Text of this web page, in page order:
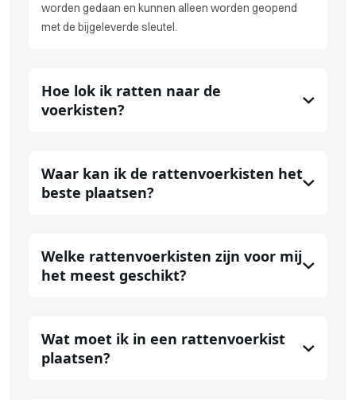
worden gedaan en kunnen alleen worden geopend
met de bijgeleverde sleutel.
Hoe lok ik ratten naar de
voerkisten?
Waar kan ik de rattenvoerkisten het
beste plaatsen?
Welke rattenvoerkisten zijn voor mij
het meest geschikt?
Wat moet ik in een rattenvoerkist
plaatsen?